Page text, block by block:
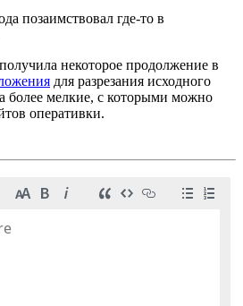
позаимствовал где-то в
некоторое продолжение в
для разрезания исходного
более мелкие, с которыми можно
оперативки.